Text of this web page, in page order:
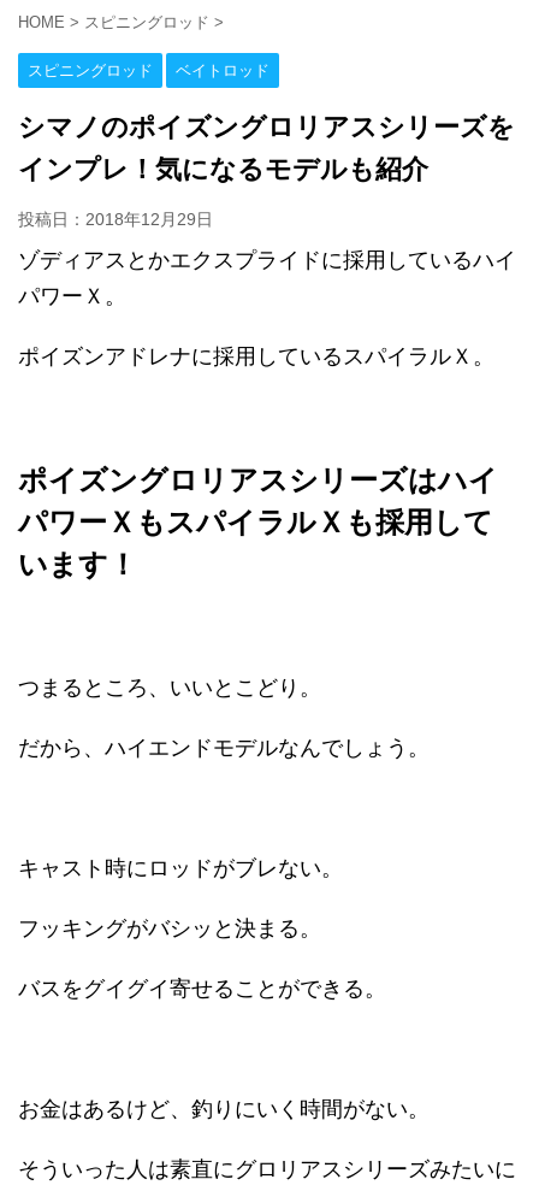
HOME > スピニングロッド >
スピニングロッド ベイトロッド
シマノのポイズングロリアスシリーズを
インプレ！気になるモデルも紹介
投稿日： 2018年12月29日
ゾディアスとかエクスプライドに採用しているハイ
パワーＸ。
ポイズンアドレナに採用しているスパイラルＸ。
ポイズングロリアスシリーズはハイ
パワーＸもスパイラルＸも採用して
います！
つまるところ、いいとこどり。
だから、ハイエンドモデルなんでしょう。
キャスト時にロッドがブレない。
フッキングがバシッと決まる。
バスをグイグイ寄せることができる。
お金はあるけど、釣りにいく時間がない。
そういった人は素直にグロリアスシリーズみたいに